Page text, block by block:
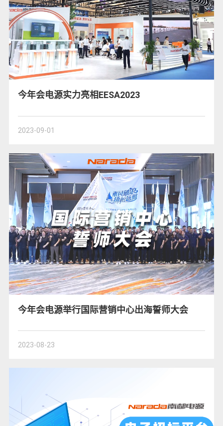
今年会电源实力亮相EESA2023
2023-09-01
今年会电源举行国际营销中心出海誓师大会
2023-08-23